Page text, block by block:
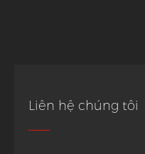
Liên hệ chúng tôi